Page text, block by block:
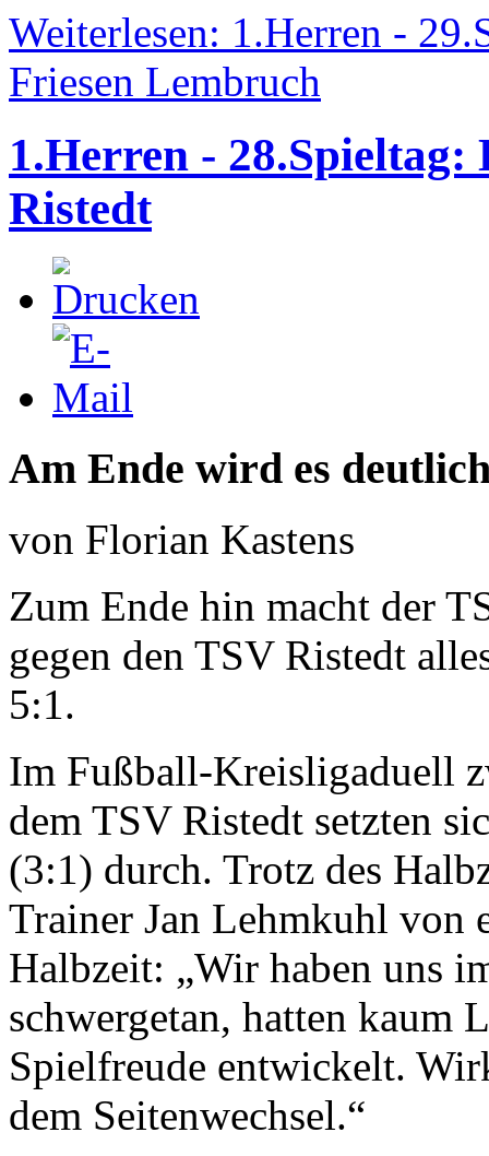
Weiterlesen: 1.Herren -
Friesen Lembruch
1.Herren - 28.Spieltag:
Ristedt
Am Ende wird es
von Florian Kastens
Zum Ende hin macht der
gegen den TSV Ristedt
5:1.
Im Fußball-Kreisligaduell
dem TSV Ristedt setzten
(3:1) durch. Trotz des
Trainer Jan Lehmkuhl von
Halbzeit: „Wir haben uns
schwergetan, hatten kaum
Spielfreude entwickelt.
dem Seitenwechsel.“